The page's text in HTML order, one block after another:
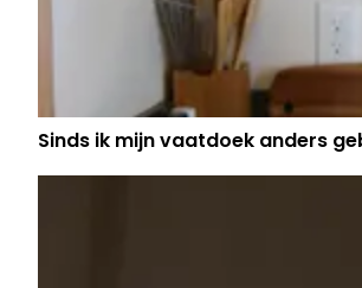
Sinds ik mijn vaatdoek anders